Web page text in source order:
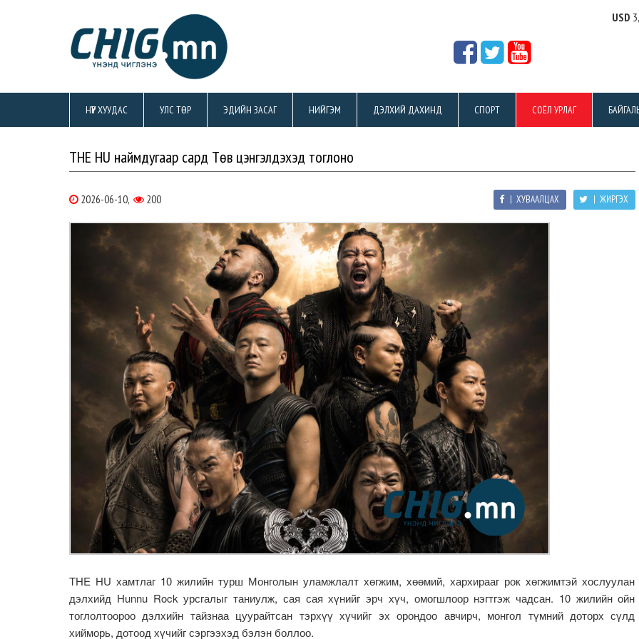
USD
НҮҮР ХУУДАС УЛС ТӨР ЭДИЙН ЗАСАГ НИЙГЭМ ДЭЛХИЙ ДАХИНД СПОРТ СОЁЛ УРЛАГ
THE HU наймдугаар сард Төв цэнгэлдэхэд тоглоно
2026-06-10, 200 | ЖИРГЭХ
| ХУВААЛЦАХ
THE HU хамтлаг 10 жилийн турш Монголын уламжлалт хөгжим, хөөмий, хархирааг рок хөгжимтэй хослуулан
дэлхийд Hunnu Rock урсгалыг таниулж, сая сая хүнийг эрч хүч, омогшлоор нэгтгэж чадсан. 10 жилийн ойн
тоглолтоороо дэлхийн тайзнаа цуурайтсан тэрхүү хүчийг эх орондоо авчирч, монгол түмний доторх сүлд
хийморь, дотоод хүчийг сэргээхэд бэлэн боллоо.